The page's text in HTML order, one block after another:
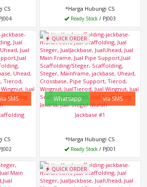
CS *Harga Hubungi CS
Ready Stock / PJ003
SMS
CS
QUICK ORDER
Whatsapp via SMS
Jackbase #1
*Harga Hubungi CS
Ready Stock / PJ001
QUICK ORDER